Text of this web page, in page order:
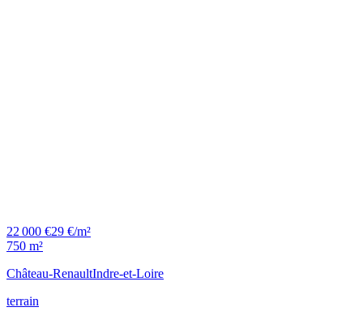
22 000 €29 €/m²
750 m²
Château-RenaultIndre-et-Loire
terrain